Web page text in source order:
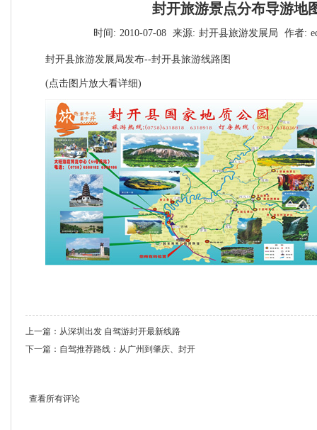
封开旅游景点分布导游地
时间: 2010-07-08 来源: 封开县旅游发展局 作者:
封开县旅游发展局发布--封开县旅游线路图
(点击图片放大看详细)
上一篇： 从深圳出发 自驾游封开最新线路
下一篇： 自驾推荐路线：从广州到肇庆、封开
查看所有评论